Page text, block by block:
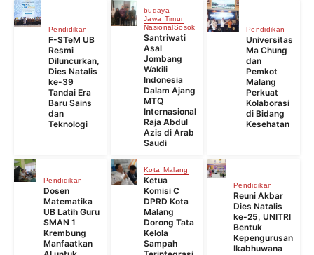
Pendidikan
F-STeM UB
Resmi
Diluncurkan,
Dies Natalis
ke-39
Tandai Era
Baru Sains
dan
Teknologi
budaya
Jawa Timur
NasionalSosok
Santriwati
Asal
Jombang
Wakili
Indonesia
Dalam Ajang
MTQ
Internasional
Raja Abdul
Azis di Arab
Saudi
Pendidikan
Universitas
Ma Chung
dan
Pemkot
Malang
Perkuat
Kolaborasi
di Bidang
Kesehatan
Pendidikan
Dosen
Matematika
UB Latih Guru
SMAN 1
Krembung
Manfaatkan
Kota Malang
Ketua
Komisi C
DPRD Kota
Malang
Dorong Tata
Kelola
Sampah
Pendidikan
Reuni Akbar
Dies Natalis
ke-25, UNITRI
Bentuk
Kepengurusan
Ikabhuwana